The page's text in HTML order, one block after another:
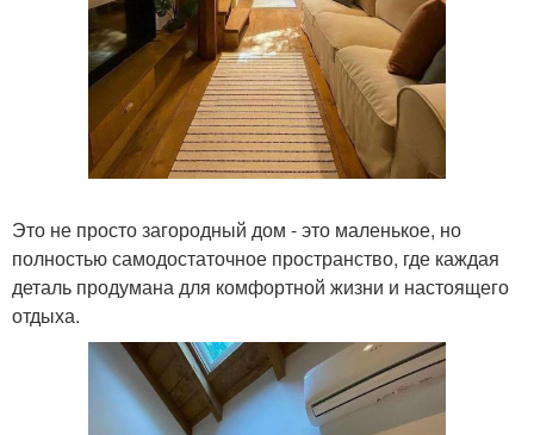
Это не просто загородный дом - это маленькое, но
полностью самодостаточное пространство, где каждая
деталь продумана для комфортной жизни и настоящего
отдыха.